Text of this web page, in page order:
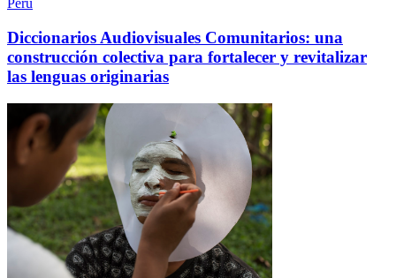
Perú
Diccionarios Audiovisuales Comunitarios: una
construcción colectiva para fortalecer y revitalizar
las lenguas originarias